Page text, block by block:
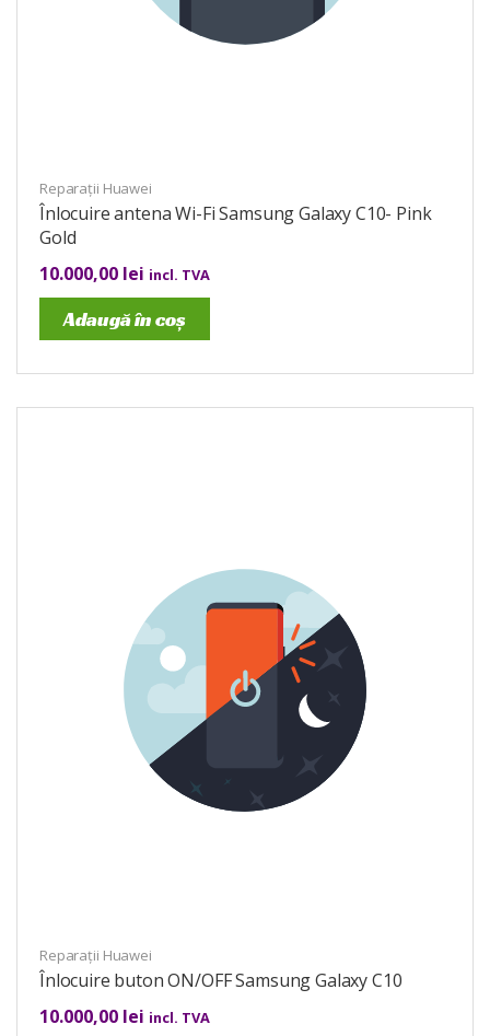
Reparații Huawei
Înlocuire antena Wi-Fi Samsung Galaxy C10- Pink
Gold
10.000,00 lei incl. TVA
Adaugă în coș
Reparații Huawei
Înlocuire buton ON/OFF Samsung Galaxy C10
10.000,00 lei incl. TVA